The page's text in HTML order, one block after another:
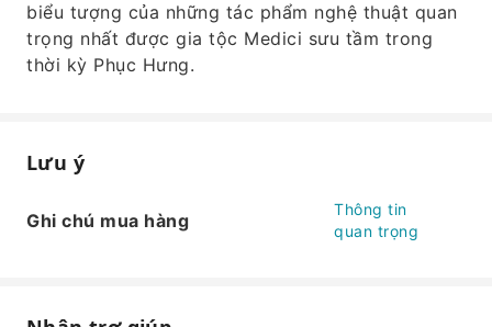
biểu tượng của những tác phẩm nghệ thuật quan
trọng nhất được gia tộc Medici sưu tầm trong
thời kỳ Phục Hưng.
Lưu ý
Ghi chú mua hàng
Thông tin
quan trọng